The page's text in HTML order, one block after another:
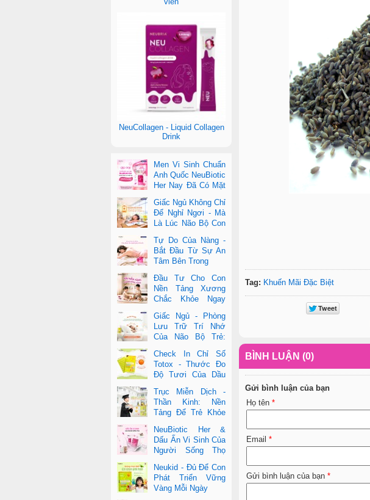
Tag: Khuến Mãi Đặc Biệt
BÌNH LUẬN (0)
Gửi bình luận của bạn
Họ tên *
Email *
Gửi bình luận của bạn *
NeuCollagen - Liquid Collagen
Drink
Men Vi Sinh Chuẩn
Anh Quốc NeuBiotic
Her Nay Đã Có Mặt
Quốc
Giấc Ngủ Không Chỉ
Để Nghỉ Ngơi - Mà
Là Lúc Não Bộ Con
Tự Do Của Nàng -
Bắt Đầu Từ Sự An
Tâm Bên Trong
Đầu Tư Cho Con
Nền Tảng Xương
Chắc Khỏe Ngay
Giấc Ngủ - Phòng
Lưu Trữ Trí Nhớ
Của Não Bộ Trẻ:
Của DHA Và Vi ChấtCheck In Chỉ Số
Totox - Thước Đo
Độ Tươi Của Dầu
Cá Cao Cấp
Trục Miễn Dịch -
Thần Kinh: Nền
Tảng Để Trẻ Khỏe
Vượt Trội
NeuBiotic Her &
Dấu Ấn Vi Sinh Của
Người Sống Thọ
Một Cuộc Sống Khỏe Dài Lâu
Neukid - Đủ Để Con
Phát Triển Vững
Vàng Mỗi Ngày